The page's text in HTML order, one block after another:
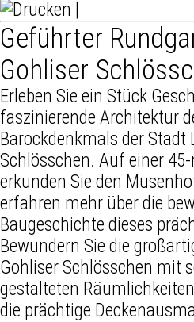
Geführter
Gohliser
Erleben Sie ein Stück
faszinierende Architektur
Barockdenkmals der
Schlösschen. Auf einer
erkunden Sie den
erfahren mehr über die
Baugeschichte dieses
Bewundern Sie die
Gohliser Schlösschen mit
gestalteten
die prächtige